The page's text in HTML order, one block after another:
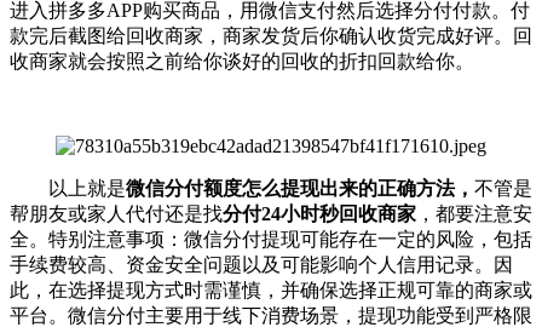
进入拼多多APP购买商品，用微信支付然后选择分付付款。付
款完后截图给回收商家，商家发货后你确认收货完成好评。
回
收商家就会按照之前给你谈好的回收的折扣回款给你。
以上就是微信分付额度怎么提现出来的正确方法， 不管是
帮朋友或家人代付还是找分付24小时秒回收商家 ，都要注意安
全。特别 注意事项： 微信分付提现可能存在一定的风险，包括
手续费较高、资金安全问题以及可能影响个人信用记录。因
此，在选择提现方式时需谨慎，并确保选择正规可靠的商家或
平台。 微信分付主要用于线下消费场景，提现功能受到严格限